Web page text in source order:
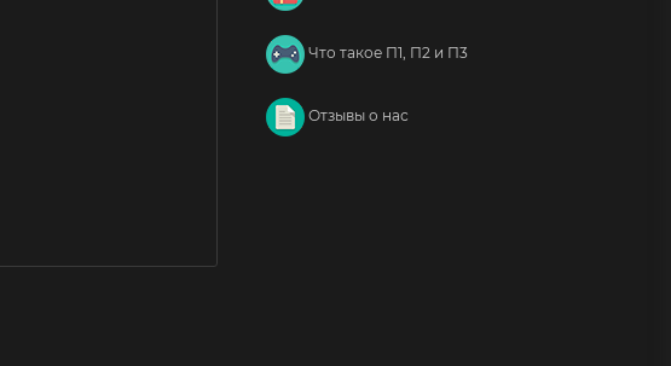
Что такое П1, П2 и П3
Отзывы о нас